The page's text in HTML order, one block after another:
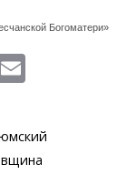
Богоматери»
ai
l